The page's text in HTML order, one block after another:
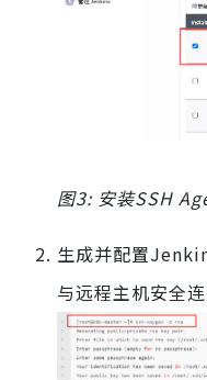
图3: 安装SSH
生成并配置
与远程主机安全连